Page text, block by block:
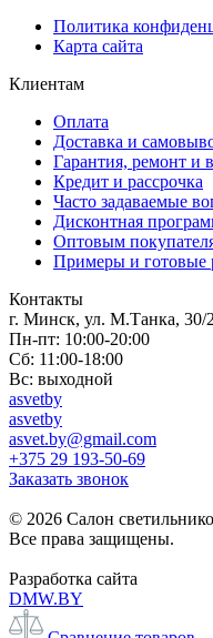
Политика
Карта сайта
Клиентам
Оплата
Доставка и
Гарантия, ремонт и
Кредит и рассрочка
Часто задаваемые
Дисконтная
Оптовым
Примеры и готовые
Контакты
г. Минск, ул. М.Танка, 30/2
Пн-пт: 10:00-20:00
Сб: 11:00-18:00
Вс: выходной
asvetby
asvetby
asvet.by@gmail.com
+375 29 193-50-69
Заказать звонок
© 2026 Салон
Все права защищены.
Разработка сайта
DMW.BY